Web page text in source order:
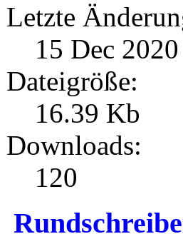
Letzte
15 Dec 2020
Dateigröße:
16.39 Kb
Downloads:
120